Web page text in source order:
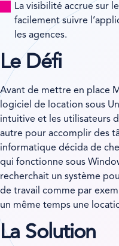
La visibilité accrue sur
facilement suivre
les agences.
Le Défi
Avant de mettre en place
logiciel de location sous
intuitive et les utilisateurs
autre pour accomplir des
informatique décida de
qui fonctionne sous
recherchait un système
de travail comme par
un même temps une
La Solution